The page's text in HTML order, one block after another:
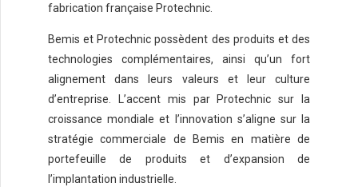
fabrication française Protechnic.
Bemis et Protechnic possèdent des produits et des
technologies complémentaires, ainsi qu’un fort
alignement dans leurs valeurs et leur culture
d’entreprise. L’accent mis par Protechnic sur la
croissance mondiale et l’innovation s’aligne sur la
stratégie commerciale de Bemis en matière de
portefeuille de produits et d’expansion de
l’implantation industrielle.